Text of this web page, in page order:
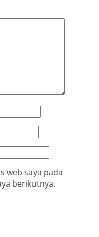
web saya pada
berikutnya.